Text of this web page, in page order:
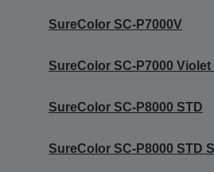
SureColor SC-P7000V
SureColor SC-P7000
SureColor SC-P8000 STD
SureColor SC-P8000 STD